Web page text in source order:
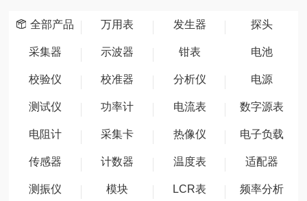
全部产品 万用表 发生器 探头
采集器 示波器 钳表 电池
校验仪 校准器 分析仪 电源
测试仪 功率计 电流表 数字源表
电阻计 采集卡 热像仪 电子负载
传感器 计数器 温度表 适配器
测振仪 模块 LCR表 频率分析